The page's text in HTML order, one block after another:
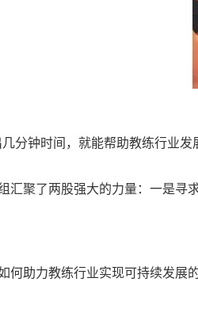
分钟时间，就能帮助教练行业
汇聚了两股强大的力量：一是寻
何助力教练行业实现可持续发展